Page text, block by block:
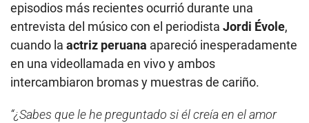
episodios más recientes ocurrió durante una
entrevista del músico con el periodista Jordi Évole,
cuando la actriz peruana apareció inesperadamente
en una videollamada en vivo y ambos
intercambiaron bromas y muestras de cariño.
“¿Sabes que le he preguntado si él creía en el amor